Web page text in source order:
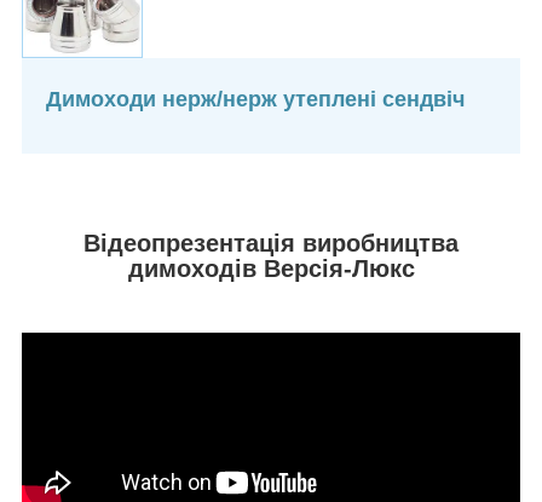
Димоходи нерж/нерж утеплені сендвіч
Відеопрезентація виробництва
димоходів Версія-Люкс